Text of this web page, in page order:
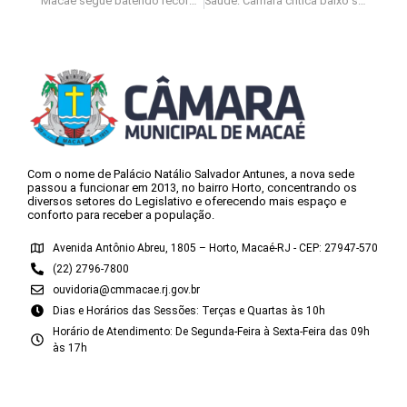
Com o nome de Palácio Natálio Salvador Antunes, a nova sede
passou a funcionar em 2013, no bairro Horto, concentrando os
diversos setores do Legislativo e oferecendo mais espaço e
conforto para receber a população.
Avenida Antônio Abreu, 1805 – Horto, Macaé-RJ - CEP: 27947-570
(22) 2796-7800
ouvidoria@cmmacae.rj.gov.br
Dias e Horários das Sessões: Terças e Quartas às 10h
Horário de Atendimento: De Segunda-Feira à Sexta-Feira das 09h
às 17h